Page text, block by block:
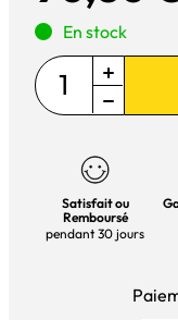
En stock
Satisfait ou
Remboursé
pendant 30 jours